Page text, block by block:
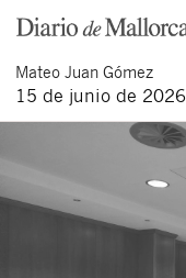
Mateo Juan Gómez
15 de junio de 2026